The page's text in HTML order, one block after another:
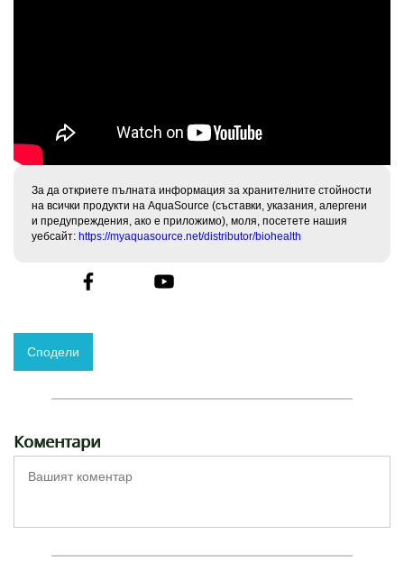
За да откриете пълната информация за хранителните стойности
на всички продукти на AquaSource (съставки, указания, алергени
и предупреждения, ако е приложимо), моля, посетете нашия
уебсайт: https://myaquasource.net/distributor/biohealth
Сподели
Коментари